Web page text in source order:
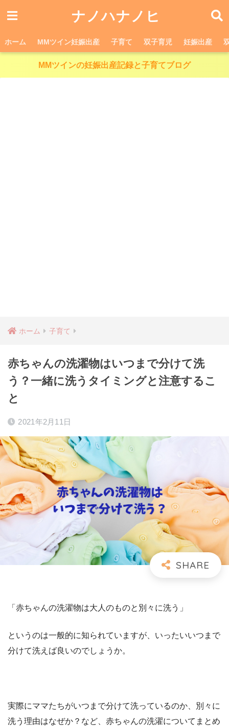
ナノハナノヒ
ホーム MMツイン妊娠出産 子育て 双子育児 妊娠出産
MMツインの妊娠出産記録と子育てブログ
ホーム 子育て
赤ちゃんの洗濯物はいつまで分けて洗
う？一緒に洗うタイミングと注意するこ
と
2021年2月11日
「赤ちゃんの洗濯物は大人のものと別々に洗う」
というのは一般的に知られていますが、いったいいつまで
分けて洗えば良いのでしょうか。
実際にママたちがいつまで分けて洗っているのか、別々に
洗う理由はなぜか？など、赤ちゃんの洗濯についてまとめ